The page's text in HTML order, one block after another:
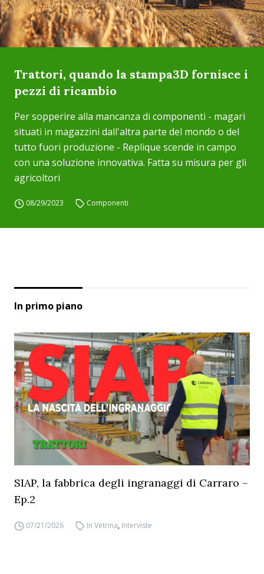
Trattori, quando la stampa3D fornisce i
pezzi di ricambio
Per sopperire alla mancanza di componenti - magari
situati in magazzini dall'altra parte del mondo o del
tutto fuori produzione - Replique scende in campo
con una soluzione innovativa. Fatta su misura per gli
agricoltori
08/29/2023 Componenti
In primo piano
SIAP, la fabbrica degli ingranaggi di Carraro –
Ep.2
07/21/2026 In Vetrina, Interviste